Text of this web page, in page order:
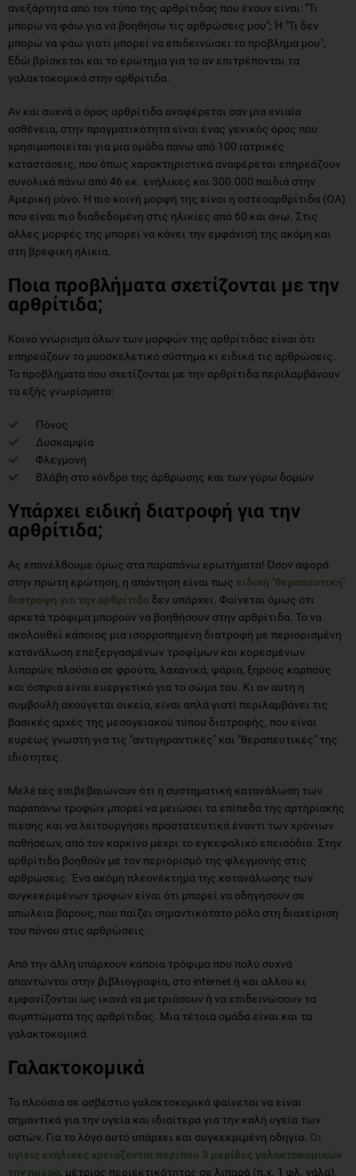
ανεξάρτητα από τον τύπο της αρθρίτιδας που έχουν είναι: "Τι
μπορώ να φάω για να βοηθήσω τις αρθρώσεις μου"; Ή "Τι δεν
μπορώ να φάω γιατί μπορεί να επιδεινώσει το πρόβλημά μου";
Εδώ βρίσκεται και το ερώτημα για το αν επιτρέπονται τα
γαλακτοκομικά στην αρθρίτιδα.
Αν και συχνά ο όρος αρθρίτιδα αναφέρεται σαν μια ενιαία
ασθένεια, στην πραγματικότητα είναι ένας γενικός όρος που
χρησιμοποιείται για μια ομάδα πάνω από 100 ιατρικές
καταστάσεις, που όπως χαρακτηριστικά αναφέρεται επηρεάζουν
συνολικά πάνω από 46 εκ. ενήλικες και 300.000 παιδιά στην
Αμερική μόνο. Η πιο κοινή μορφή της είναι η οστεοαρθρίτιδα (ΟΑ)
που είναι πιο διαδεδομένη στις ηλικίες από 60 και άνω. Στις
άλλες μορφές της μπορεί να κάνει την εμφάνισή της ακόμη και
στη βρεφική ηλικία.
Ποια προβλήματα σχετίζονται με την
αρθρίτιδα;
Κοινό γνώρισμα όλων των μορφών της αρθρίτιδας είναι ότι
επηρεάζουν το μυοσκελετικό σύστημα κι ειδικά τις αρθρώσεις.
Τα προβλήματα που σχετίζονται με την αρθρίτιδα περιλαμβάνουν
τα εξής γνωρίσματα:
Πόνος
Δυσκαμψία
Φλεγμονή
Βλάβη στο χόνδρο της άρθρωσης και των γύρω δομών
Υπάρχει ειδική διατροφή για την
αρθρίτιδα;
Ας επανέλθουμε όμως στα παραπάνω ερωτήματα! Όσον αφορά
στην πρώτη ερώτηση, η απάντηση είναι πως ειδική "θεραπευτική"
διατροφή για την αρθρίτιδα δεν υπάρχει. Φαίνεται όμως ότι
αρκετά τρόφιμα μπορούν να βοηθήσουν στην αρθρίτιδα. Το να
ακολουθεί κάποιος μια ισορροπημένη διατροφή με περιορισμένη
κατανάλωση επεξεργασμένων τροφίμων και κορεσμένων
λιπαρών, πλούσια σε φρούτα, λαχανικά, ψάρια, ξηρούς καρπούς
και όσπρια είναι ευεργετικό για το σώμα του. Κι αν αυτή η
συμβουλή ακούγεται οικεία, είναι απλά γιατί περιλαμβάνει τις
βασικές αρχές της μεσογειακού τύπου διατροφής, που είναι
ευρέως γνωστή για τις "αντιγηραντικές" και "θεραπευτικές" της
ιδιότητες.
Μελέτες επιβεβαιώνουν ότι η συστηματική κατανάλωση των
παραπάνω τροφών μπορεί να μειώσει τα επίπεδα της αρτηριακής
πίεσης και να λειτουργήσει προστατευτικά έναντι των χρόνιων
παθήσεων, από τον καρκίνο μέχρι το εγκεφαλικό επεισόδιο. Στην
αρθρίτιδα βοηθούν με τον περιορισμό της φλεγμονής στις
αρθρώσεις. Ένα ακόμη πλεονέκτημα της κατανάλωσης των
συγκεκριμένων τροφών είναι ότι μπορεί να οδηγήσουν σε
απώλεια βάρους, που παίζει σημαντικότατο ρόλο στη διαχείριση
του πόνου στις αρθρώσεις.
Από την άλλη υπάρχουν κάποια τρόφιμα που πολύ συχνά
απαντώνται στην βιβλιογραφία, στο internet ή και αλλού κι
εμφανίζονται ως ικανά να μετριάσουν ή να επιδεινώσουν τα
συμπτώματα της αρθρίτιδας. Μια τέτοια ομάδα είναι και τα
γαλακτοκομικά.
Γαλακτοκομικά
Τα πλούσια σε ασβέστιο γαλακτοκομικά φαίνεται να είναι
σημαντικά για την υγεία και ιδιαίτερα για την καλή υγεία των
οστών. Για το λόγο αυτό υπάρχει και συγκεκριμένη οδηγία. Οι
υγιείς ενήλικες χρειάζονται περίπου 3 μερίδες γαλακτοκομικών
την ημέρα, μέτριας περιεκτικότητας σε λιπαρά (π.χ. 1 φλ. γάλα).